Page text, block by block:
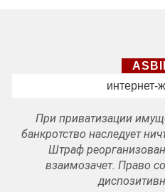
интернет-
При приватизации
банкротство наследует
Штраф
взаимозачет. Право